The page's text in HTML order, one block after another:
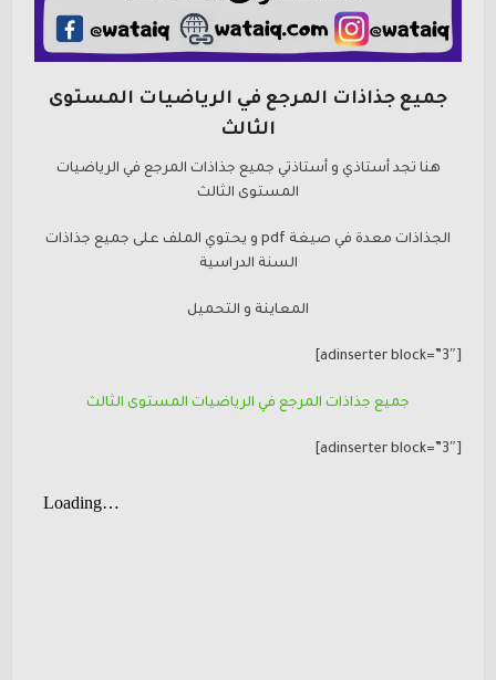
جميع جذاذات المرجع في الرياضيات المستوى
الثالث
هنا تجد أستاذي و أستاذتي جميع جذاذات المرجع في الرياضيات
المستوى الثالث
الجذاذات معدة في صيغة pdf و يحتوي الملف على جميع جذاذات
السنة الدراسية
المعاينة و التحميل
جميع جذاذات المرجع في الرياضيات المستوى الثالث